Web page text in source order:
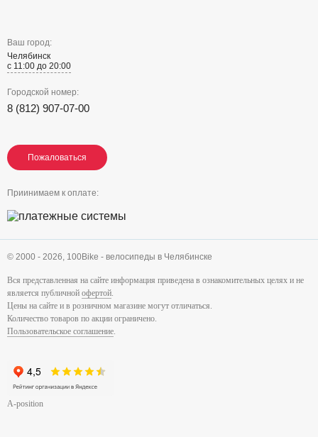
Ваш город:
Челябинск
с 11:00 до 20:00
Городской номер:
8 (812) 907-07-00
Пожаловаться
Пожаловаться
Пожаловаться
Приинимаем к оплате:
© 2000 - 2026, 100Bike - велосипеды в Челябинске
Вся представленная на сайте информация приведена в ознакомительных целях и не
является публичной офертой.
Цены на сайте и в розничном магазине могут отличаться.
Количество товаров по акции ограничено.
Пользовательское соглашение.
A-position